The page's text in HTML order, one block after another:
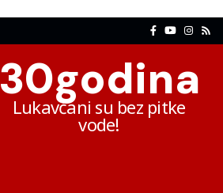
30godina
Lukavčani su bez pitke
vode!